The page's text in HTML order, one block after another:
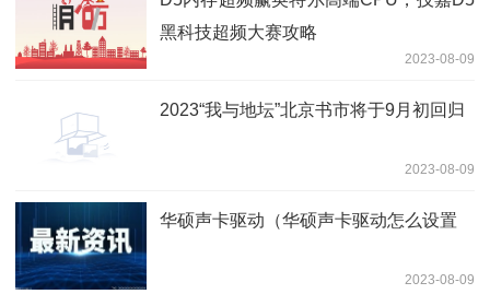
黑科技超频大赛攻略
2023-08-09
2023“我与地坛”北京书市将于9月初回归
2023-08-09
华硕声卡驱动（华硕声卡驱动怎么设置
2023-08-09